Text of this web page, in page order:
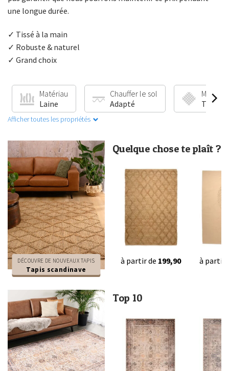
une longue durée.
✓ Tissé à la main
✓ Robuste & naturel
✓ Grand choix
Matériau
Laine
Chauffer le sol
Adapté
Tissé à
Afficher toutes les propriétés
DÉCOUVRE DE NOUVEAUX TAPIS
Tapis scandinave
Quelque chose te plaît ?
à partir de 199,90 à partir
Top 10